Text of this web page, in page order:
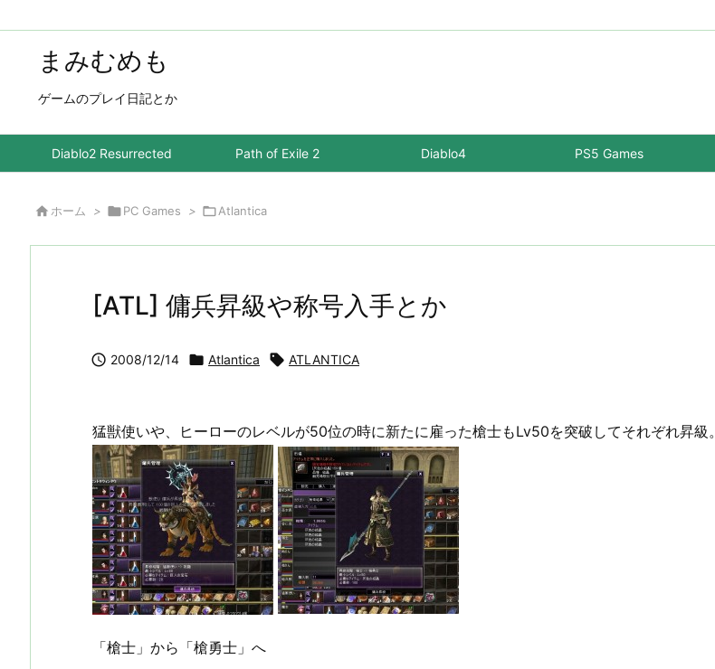
まみむめも
ゲームのプレイ日記とか
Diablo2 Resurrected Path of Exile 2 Diablo4 PS5 Games
 ホーム > PC Games > Atlantica
[ATL] 傭兵昇級や称号入手とか
 2008/12/14  Atlantica  ATLANTICA
猛獣使いや、ヒーローのレベルが50位の時に新たに雇った槍士もLv50を突破してそれぞれ昇級。
「槍士」から「槍勇士」へ